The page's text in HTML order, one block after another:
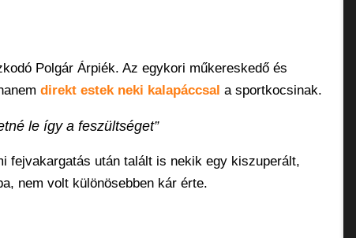
Polgár Árpiék. Az egykori műkereskedő és
direkt estek neki kalapáccsal a sportkocsinak.
le így a feszültséget”
fejvakargatás után talált is nekik egy kiszuperált,
nem volt különösebben kár érte.